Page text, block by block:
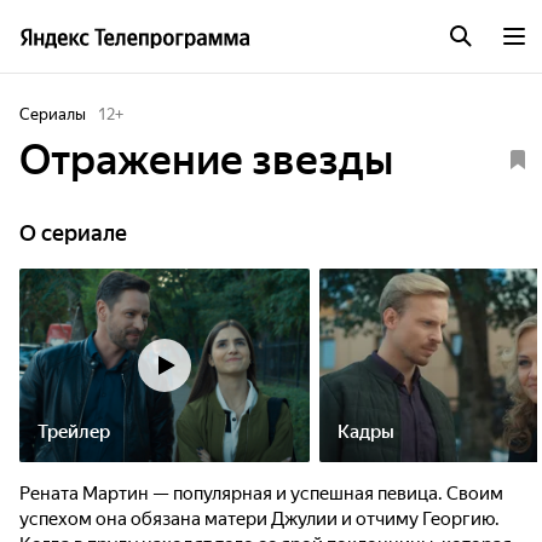
Сериалы 12+
Отражение звезды
O сериале
Трейлер Кадры
Рената Мартин — популярная и успешная певица. Своим
успехом она обязана матери Джулии и отчиму Георгию.